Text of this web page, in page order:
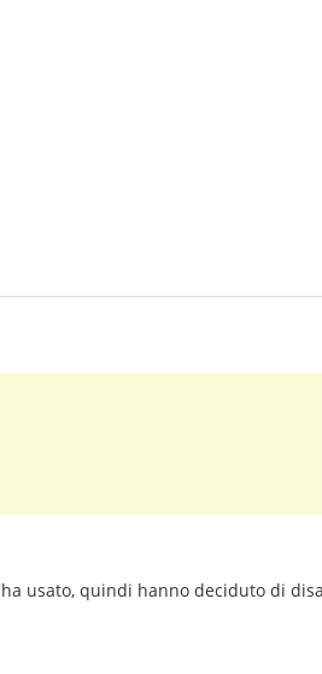
usato, quindi hanno deciduto di